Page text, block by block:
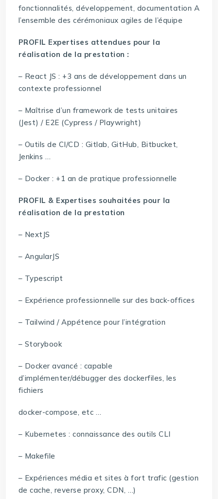
fonctionnalités, développement, documentation A
l’ensemble des cérémoniaux agiles de l’équipe
PROFIL Expertises attendues pour la
réalisation de la prestation :
– React JS : +3 ans de développement dans un
contexte professionnel
– Maîtrise d’un framework de tests unitaires
(Jest) / E2E (Cypress / Playwright)
– Outils de CI/CD : Gitlab, GitHub, Bitbucket,
Jenkins …
– Docker : +1 an de pratique professionnelle
PROFIL & Expertises souhaitées pour la
réalisation de la prestation
– NextJS
– AngularJS
– Typescript
– Expérience professionnelle sur des back-offices
– Tailwind / Appétence pour l’intégration
– Storybook
– Docker avancé : capable
d’implémenter/débugger des dockerfiles, les
fichiers
docker-compose, etc …
– Kubernetes : connaissance des outils CLI
– Makefile
– Expériences média et sites à fort trafic (gestion
de cache, reverse proxy, CDN, …)